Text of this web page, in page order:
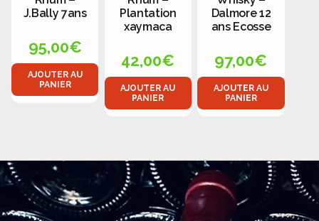
J.Bally 7ans
95,00€
AJOUTER AU
PANIER
Plantation
xaymaca
42,00€
AJOUTER AU
PANIER
Dalmore 12
ans Ecosse
97,00€
AJOUTER AU
PANIER